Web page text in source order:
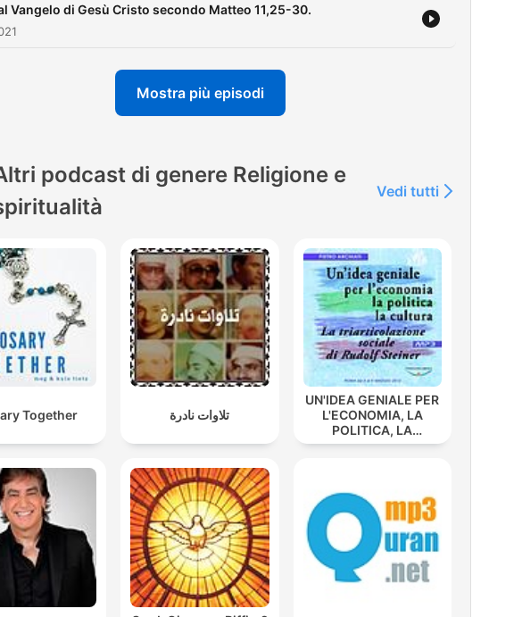
Vangelo di Gesù Cristo secondo Matteo 11,25-30.
Mostra più episodi
podcast di genere Religione e
Vedi tutti
Together تلاوات نادرة
UN'IDEA GENIALE PER
L'ECONOMIA, LA
POLITICA, LA
CULTURA - La
Steiner